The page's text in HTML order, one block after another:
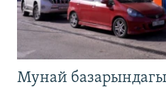
Мунай